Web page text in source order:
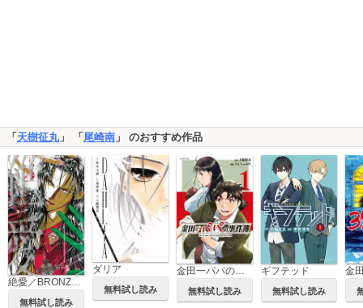
「 天樹征丸」 「 尾崎南 」 のおすすめ作品
絶愛／BRONZE 完全版
無料試し読み
ダリア
無料試し読み 無料試し読み
ギフテッド
無料試し読み